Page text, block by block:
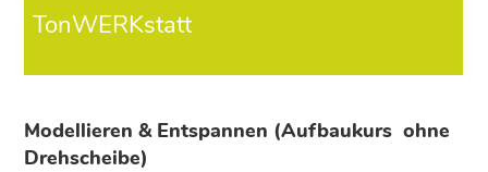
TonWERKstatt
Modellieren & Entspannen (Aufbaukurs ­ ohne
Drehscheibe)